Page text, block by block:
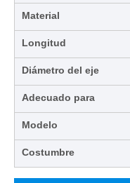
Material
Longitud
Diámetro del eje
Adecuado para
Modelo
Costumbre